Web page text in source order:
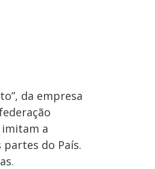
da empresa
imitam a
do País.